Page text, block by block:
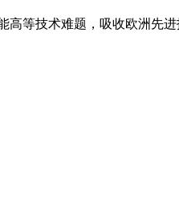
等技术难题，吸收欧洲先